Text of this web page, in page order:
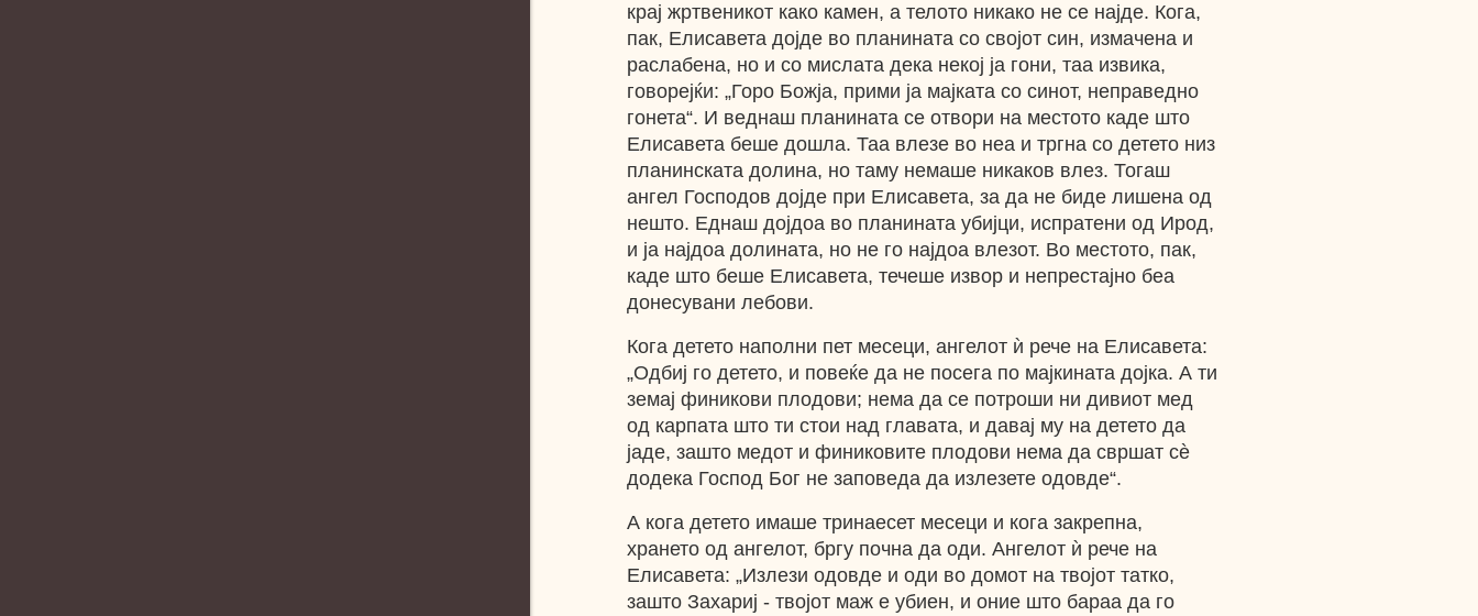
крај жртвеникот како камен, а телото никако не се најде. Кога,
пак, Елисавета дојде во планината со својот син, измачена и
раслабена, но и со мислата дека некој ја гони, таа извика,
говорејќи: „Горо Божја, прими ја мајката со синот, неправедно
гонета“. И веднаш планината се отвори на местото каде што
Елисавета беше дошла. Таа влезе во неа и тргна со детето низ
планинската долина, но таму немаше никаков влез. Тогаш
ангел Господов дојде при Елисавета, за да не биде лишена од
нешто. Еднаш дојдоа во планината убијци, испратени од Ирод,
и ја најдоа долината, но не го најдоа влезот. Во местото, пак,
каде што беше Елисавета, течеше извор и непрестајно беа
донесувани лебови.
Кога детето наполни пет месеци, ангелот ѝ рече на Елисавета:
„Одбиј го детето, и повеќе да не посега по мајкината дојка. А ти
земај финикови плодови; нема да се потроши ни дивиот мед
од карпата што ти стои над главата, и давај му на детето да
јаде, зашто медот и финиковите плодови нема да свршат сѐ
додека Господ Бог не заповеда да излезете одовде“.
А кога детето имаше тринаесет месеци и кога закрепна,
хрането од ангелот, бргу почна да оди. Ангелот ѝ рече на
Елисавета: „Излези одовде и оди во домот на твојот татко,
зашто Захариј - твојот маж е убиен, и оние што бараа да го